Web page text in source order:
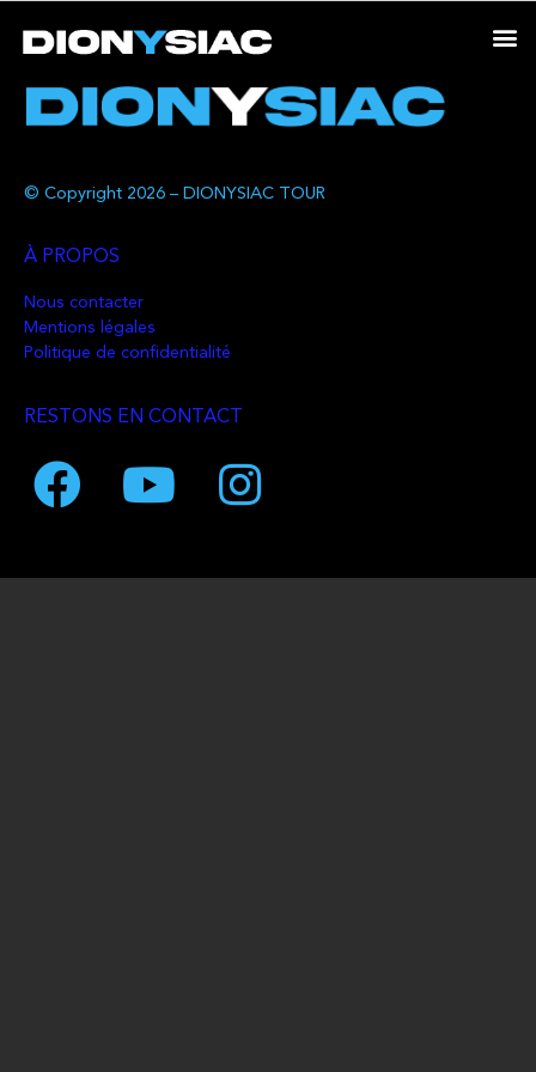
© Copyright 2026 – DIONYSIAC TOUR
À PROPOS
Nous contacter
Mentions légales
Politique de confidentialité
RESTONS EN CONTACT